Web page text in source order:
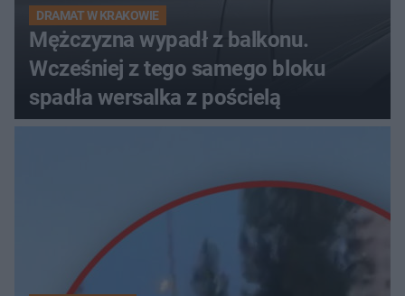
DRAMAT W KRAKOWIE
Mężczyzna wypadł z balkonu.
Wcześniej z tego samego bloku
spadła wersalka z pościelą